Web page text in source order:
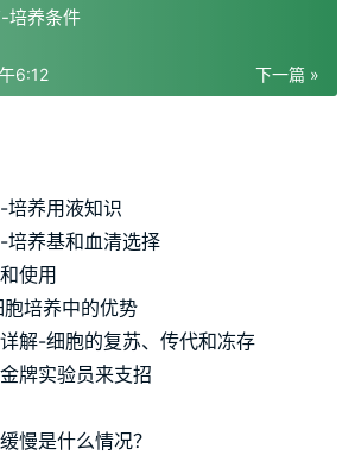
培养条件
下一篇 »
6:12
培养用液知识
养基和血清选择
使用
培养中的优势
解-细胞的复苏、传代和冻存
牌实验员来支招
慢是什么情况？